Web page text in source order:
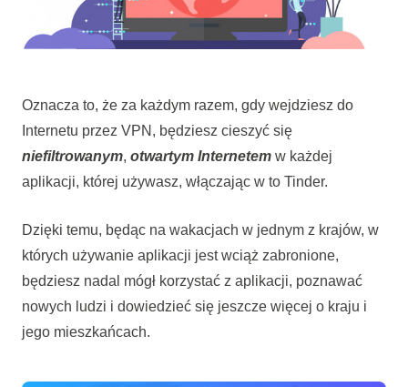
Oznacza to, że za każdym razem, gdy wejdziesz do
Internetu przez VPN, będziesz cieszyć się
niefiltrowanym, otwartymInternetemw każdej
aplikacji, której używasz, włączając w to Tinder.
Dzięki temu, będąc na wakacjach w jednym z krajów, w
których używanie aplikacji jest wciąż zabronione,
będziesz nadal mógł korzystać z aplikacji, poznawać
nowych ludzi i dowiedzieć się jeszcze więcej o kraju i
jego mieszkańcach.